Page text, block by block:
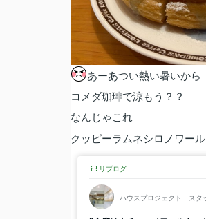
あーあつい熱い暑いから
コメダ珈琲で涼もう？？
なんじゃこれ
クッピーラムネシロノワール